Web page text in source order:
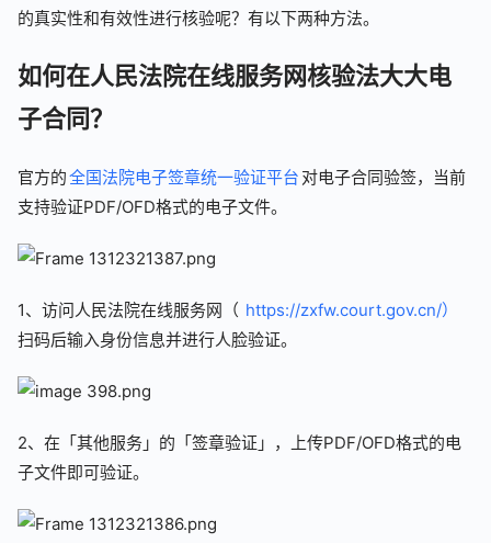
的真实性和有效性进行核验呢？有以下两种方法。
如何在人民法院在线服务网核验法大大电
子合同？
官方的全国法院电子签章统一验证平台 对电子合同验签，当前
支持验证PDF/OFD格式的电子文件。
1、访问人民法院在线服务网（ https://zxfw.court.gov.cn/）
扫码后输入身份信息并进行人脸验证。
2、在「其他服务」的「签章验证」，上传PDF/OFD格式的电
子文件即可验证。